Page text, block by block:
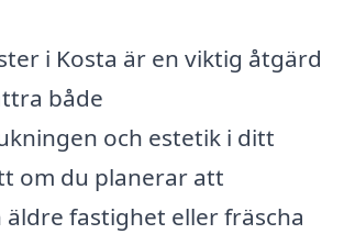
i Kosta är en viktig åtgärd
både
och estetik i ditt
om du planerar att
fastighet eller fräscha